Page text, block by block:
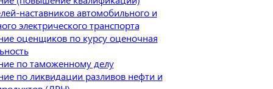
наставников автомобильного и
электрического транспорта
оценщиков по курсу оценочная
по таможенному делу
по ликвидации разливов нефти и